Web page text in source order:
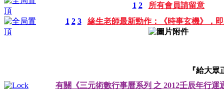
1 2
所有會員請留意
1 2 3 緣生老師最新勁作：《時事玄機》，
『給大
有關《三元術數行事曆系列 之 2012壬辰年行運